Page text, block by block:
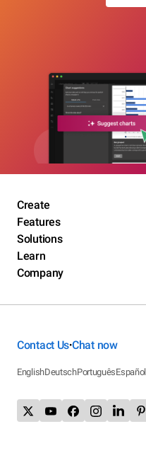
Create
Features
Solutions
Learn
Company
Contact Us•Chat now
EnglishDeutschPortuguêsEspañol